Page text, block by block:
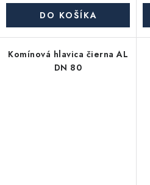
DO KOŠÍKA
Komínová hlavica čierna AL
DN 80